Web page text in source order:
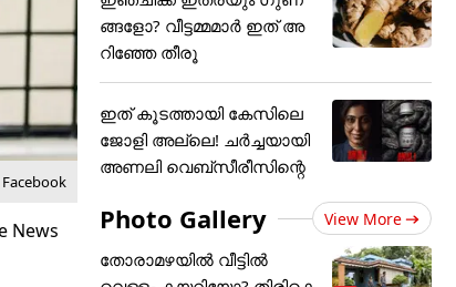
ങ്ങളോ? വീട്ടമ്മമാർ ഇത് അ
റിഞ്ഞേ തീരൂ
ഇത് കൂടത്തായി കേസിലെ
ജോളി അല്ലെ! ചർച്ചയായി
അണലി വെബ്സീരീസിന്റെ
Photo Gallery View More
തോരാമഴയിൽ വീട്ടിൽ